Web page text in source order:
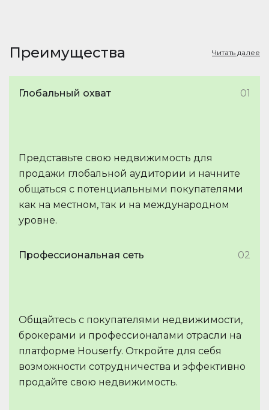
Преимущества Читать далее
Глобальный охват 01
Представьте свою недвижимость для
продажи глобальной аудитории и начните
общаться с потенциальными покупателями
как на местном, так и на международном
уровне.
Профессиональная сеть 02
Общайтесь с покупателями недвижимости,
брокерами и профессионалами отрасли на
платформе Houserfy. Откройте для себя
возможности сотрудничества и эффективно
продайте свою недвижимость.